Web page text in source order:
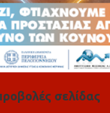
σελίδας